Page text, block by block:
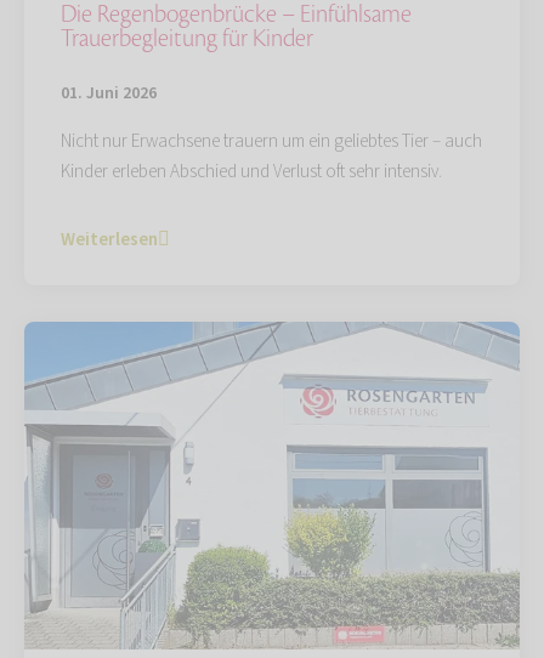
Die Regenbogenbrücke – Einfühlsame
Trauerbegleitung für Kinder
01. Juni 2026
Nicht nur Erwachsene trauern um ein geliebtes Tier – auch
Kinder erleben Abschied und Verlust oft sehr intensiv.
Weiterlesen